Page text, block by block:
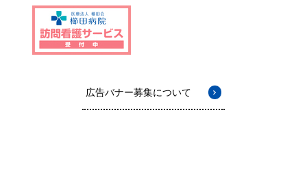
広告バナー募集について